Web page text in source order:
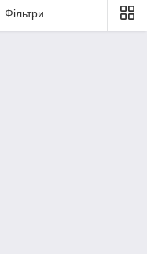
дошки з
моделі мають функцію
чому випрасувані
Вони також мають
та столи - це ще не
придбати
парові щітки та
Вас
Фільтри